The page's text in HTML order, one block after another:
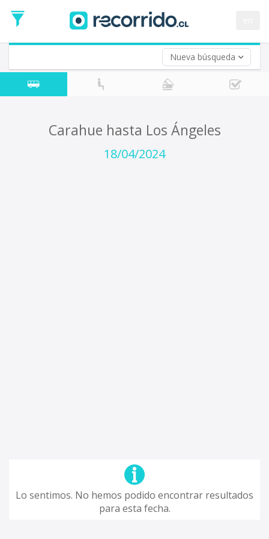
Nueva búsqueda
de
Ida
Vuelta (opcional)
Fecha
de
Carahue hasta Los Ángeles
18/04/2024
Lo sentimos. No hemos podido encontrar resultados
para esta fecha.